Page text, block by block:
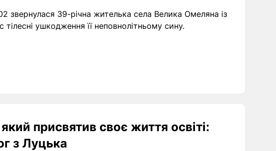
звернулася 39-річна жителька села Велика Омеляна із
ушкодження її неповнолітньому сину.
присвятив своє життя освіті:
з Луцька